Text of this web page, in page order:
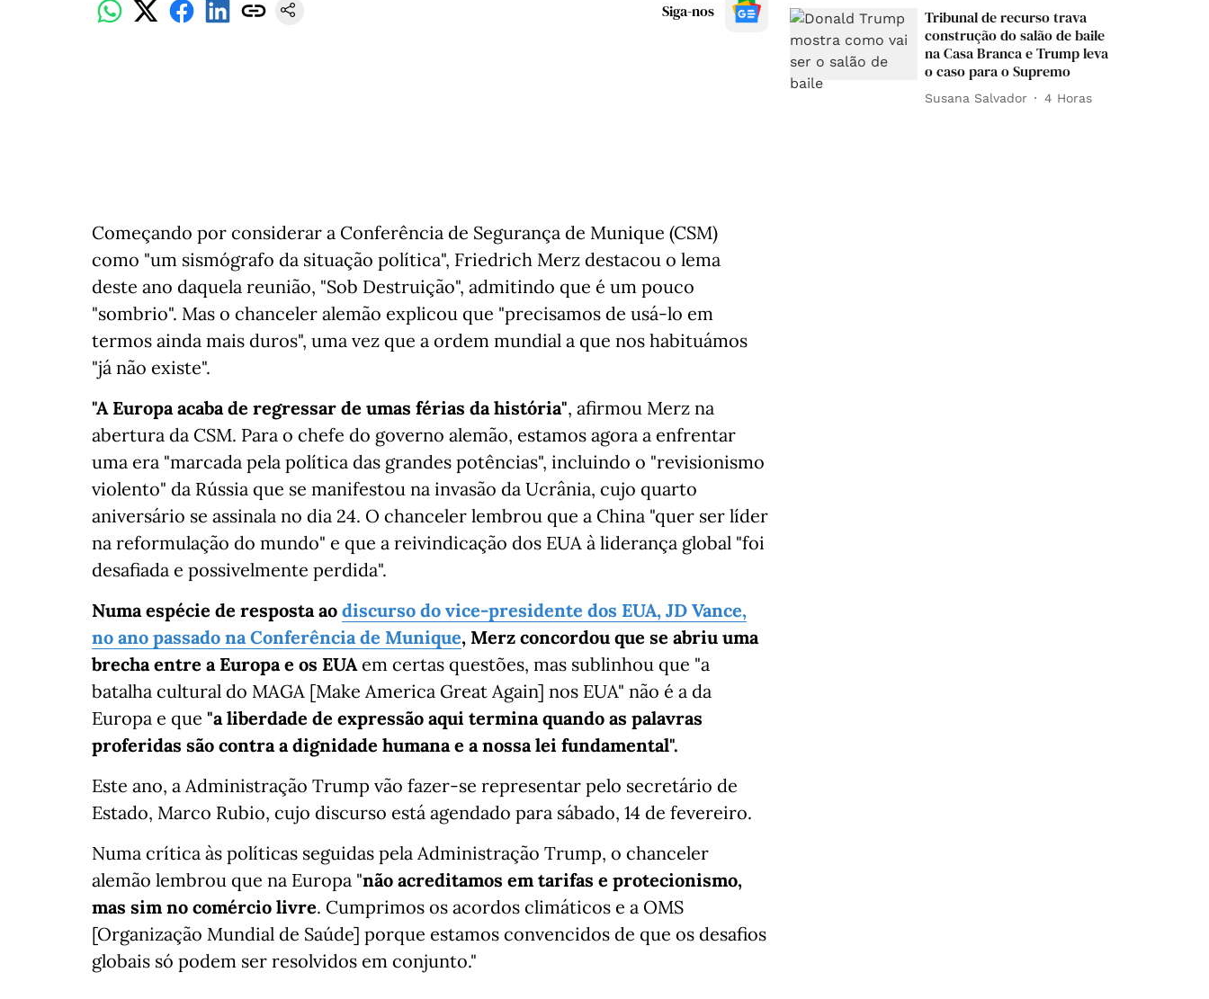
Siga-nos
Começando por considerar a Conferência de Segurança de Munique (CSM)
como "um sismógrafo da situação política", Friedrich Merz destacou o lema
deste ano daquela reunião, "Sob Destruição", admitindo que é um pouco
"sombrio". Mas o chanceler alemão explicou que "precisamos de usá-lo em
termos ainda mais duros", uma vez que a ordem mundial a que nos habituámos
"já não existe".
"A Europa acaba de regressar de umas férias da história", afirmou Merz na
abertura da CSM. Para o chefe do governo alemão, estamos agora a enfrentar
uma era "marcada pela política das grandes potências", incluindo o "revisionismo
violento" da Rússia que se manifestou na invasão da Ucrânia, cujo quarto
aniversário se assinala no dia 24. O chanceler lembrou que a China "quer ser líder
na reformulação do mundo" e que a reivindicação dos EUA à liderança global "foi
desafiada e possivelmente perdida".
Numa espécie de resposta ao discurso do vice-presidente dos EUA, JD Vance,
no ano passado na Conferência de Munique, Merz concordou que se abriu uma
brecha entre a Europa e os EUAem certas questões, mas sublinhou que "a
batalha cultural do MAGA [Make America Great Again] nos EUA" não é a da
Europa e que "a liberdade de expressão aqui termina quando as palavras
proferidas são contra a dignidade humana e a nossa lei fundamental".
Este ano, a Administração Trump vão fazer-se representar pelo secretário de
Estado, Marco Rubio, cujo discurso está agendado para sábado, 14 de fevereiro.
Numa crítica às políticas seguidas pela Administração Trump, o chanceler
alemão lembrou que na Europa "não acreditamos em tarifas e protecionismo,
mas sim no comércio livre. Cumprimos os acordos climáticos e a OMS
[Organização Mundial de Saúde] porque estamos convencidos de que os desafios
globais só podem ser resolvidos em conjunto."
Tribunal de recurso trava
construção do salão de baile
na Casa Branca e Trump leva
o caso para o Supremo
Susana Salvador 4 Horas